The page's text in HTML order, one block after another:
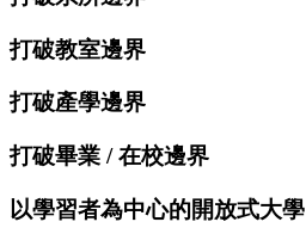
打破教室邊界
打破產學邊界
打破畢業 / 在校邊界
以學習者為中心的開放式大學